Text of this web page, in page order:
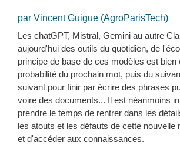
par Vincent Guigue (AgroParisTech)
Les chatGPT, Mistral, Gemini au autre
aujourd'hui des outils du quotidien, de
principe de base de ces modèles est bien
probabilité du prochain mot, puis du
suivant pour finir par écrire des phrases
voire des documents... Il est néanmoins
prendre le temps de rentrer dans les
les atouts et les défauts de cette nouvelle
et d'accéder aux connaissances.